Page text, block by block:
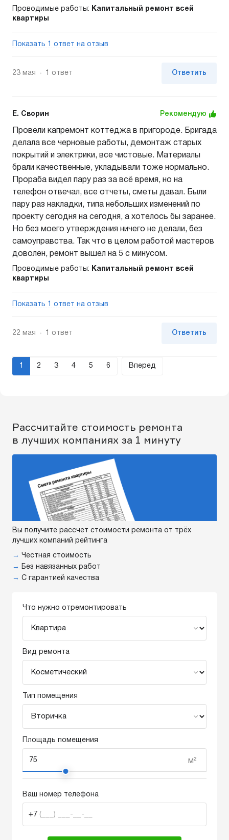
Проводимые работы:
Капитальный ремонт всей
квартиры
Показать 1 ответ на отзыв
23 мая 1 ответ Ответить
Е. Сворин Рекомендую
Провели капремонт коттеджа в пригороде. Бригада
делала все черновые работы, демонтаж старых
покрытий и электрики, все чистовые. Материалы
брали качественные, укладывали тоже нормально.
Прораба видел пару раз за всё время, но на
телефон отвечал, все отчеты, сметы давал. Были
пару раз накладки, типа небольших изменений по
проекту сегодня на сегодня, а хотелось бы заранее.
Но без моего утверждения ничего не делали, без
самоуправства. Так что в целом работой мастеров
доволен, ремонт вышел на 5 с минусом.
Проводимые работы:
Капитальный ремонт всей
квартиры
Показать 1 ответ на отзыв
22 мая 1 ответ Ответить
1 2 3 4 5 6 Вперед
Что нужно отремонтировать
Вид ремонта
Тип помещения
Площадь помещения
м²
Ваш номер телефона
+7 (___) ___-__-__
Рассчитайте стоимость ремонта
в лучших компаниях за 1 минуту
Вы получите рассчет стоимости ремонта от трёх
лучших компаний рейтинга
→ Честная стоимость
→
Без навязанных работ
→ С гарантией качества